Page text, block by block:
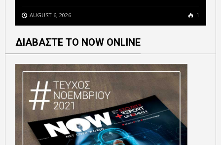
AUGUST 6, 2026 1
ΔΙΑΒΑΣΤΕ ΤΟ NOW ONLINE